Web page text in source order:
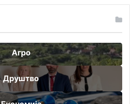
Агро
Друштво